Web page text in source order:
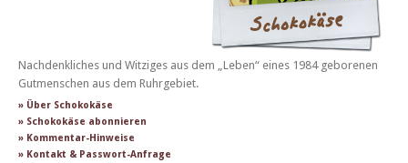
Nachdenkliches und Witziges aus dem „Leben“ eines 1984 geborenen
Gutmenschen aus dem Ruhrgebiet.
» Über Schokokäse
» Schokokäse abonnieren
» Kommentar-Hinweise
» Kontakt & Passwort-Anfrage